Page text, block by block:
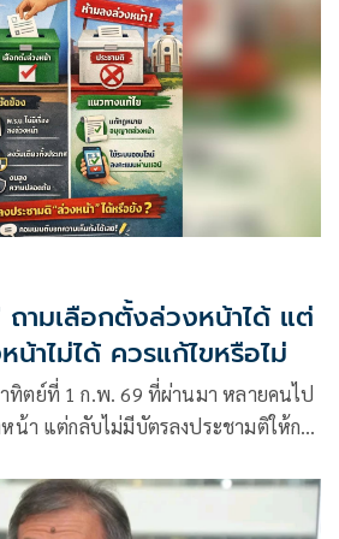
ถามเลือกตั้งล่วงหน้าได้ แต่
น้าไม่ได้ ควรแก้ไขหรือไม่
ทิตย์ที่ 1 ก.พ. 69 ที่ผ่านมา หลายคนไป
หน้า แต่กลับไม่มีบัตรลงประชามติให้กา